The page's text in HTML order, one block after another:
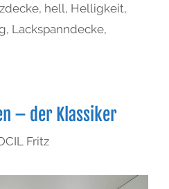
, hell, Helligkeit,
, Lackspanndecke,
– der Klassiker
Fritz